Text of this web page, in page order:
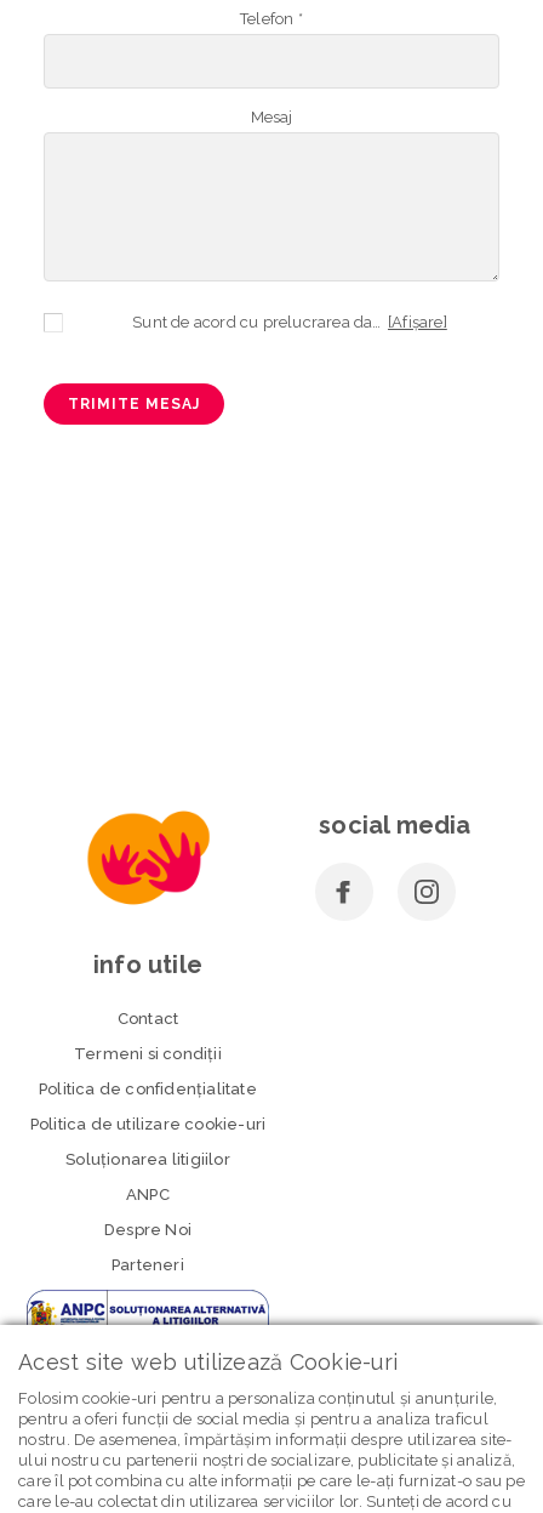
Telefon *
Mesaj
Sunt de acord cu prelucrarea datelor mele cu caracter personal în vederea plasării comenzii și creării opționale a contului, dacă s-a selectat opțiunea. Temeiul prelucrării îl reprezintă obligația contractuală, în scopul livrării produselor comandate, durata prelucrării fiind perioada termenului de prescripție de 3 ani de la plasarea comenzii. În măsura în care nu sunteți de acord cu prelucrarea datelor dvs, vă informăm că nu vom putea livra produsele comandate. Drepturile dvs. în calitate de persoană vizată sunt garantate prin [Afișare]
TRIMITE MESAJ
social media
info utile
Contact
Termeni si condiţii
Politica de confidenţialitate
Politica de utilizare cookie-uri
Soluționarea litigiilor
ANPC
Despre Noi
Parteneri
newsletter Bebe Brands
Acest site web utilizează Cookie-uri
Folosim cookie-uri pentru a personaliza conținutul și anunțurile,
pentru a oferi funcții de social media și pentru a analiza traficul
nostru. De asemenea, împărtășim informații despre utilizarea site-
ului nostru cu partenerii noștri de socializare, publicitate și analiză,
care îl pot combina cu alte informații pe care le-ați furnizat-o sau pe
care le-au colectat din utilizarea serviciilor lor. Sunteți de acord cu